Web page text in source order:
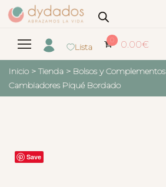
Lista
0 0.00€
Inicio > Tienda > Bolsos y Complementos
Cambiadores Piqué Bordado
Save